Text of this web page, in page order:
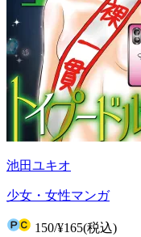
池田ユキオ
少女・女性マンガ
150/¥165(税込)